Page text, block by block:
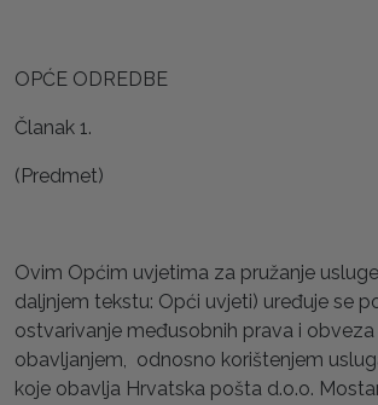
OPĆE ODREDBE
Članak 1.
(Predmet)
Ovim Općim uvjetima za pružanje
daljnjem tekstu: Opći uvjeti) uređuje se
ostvarivanje međusobnih prava i obveza
obavljanjem, odnosno korištenjem
koje obavlja Hrvatska pošta d.o.o.